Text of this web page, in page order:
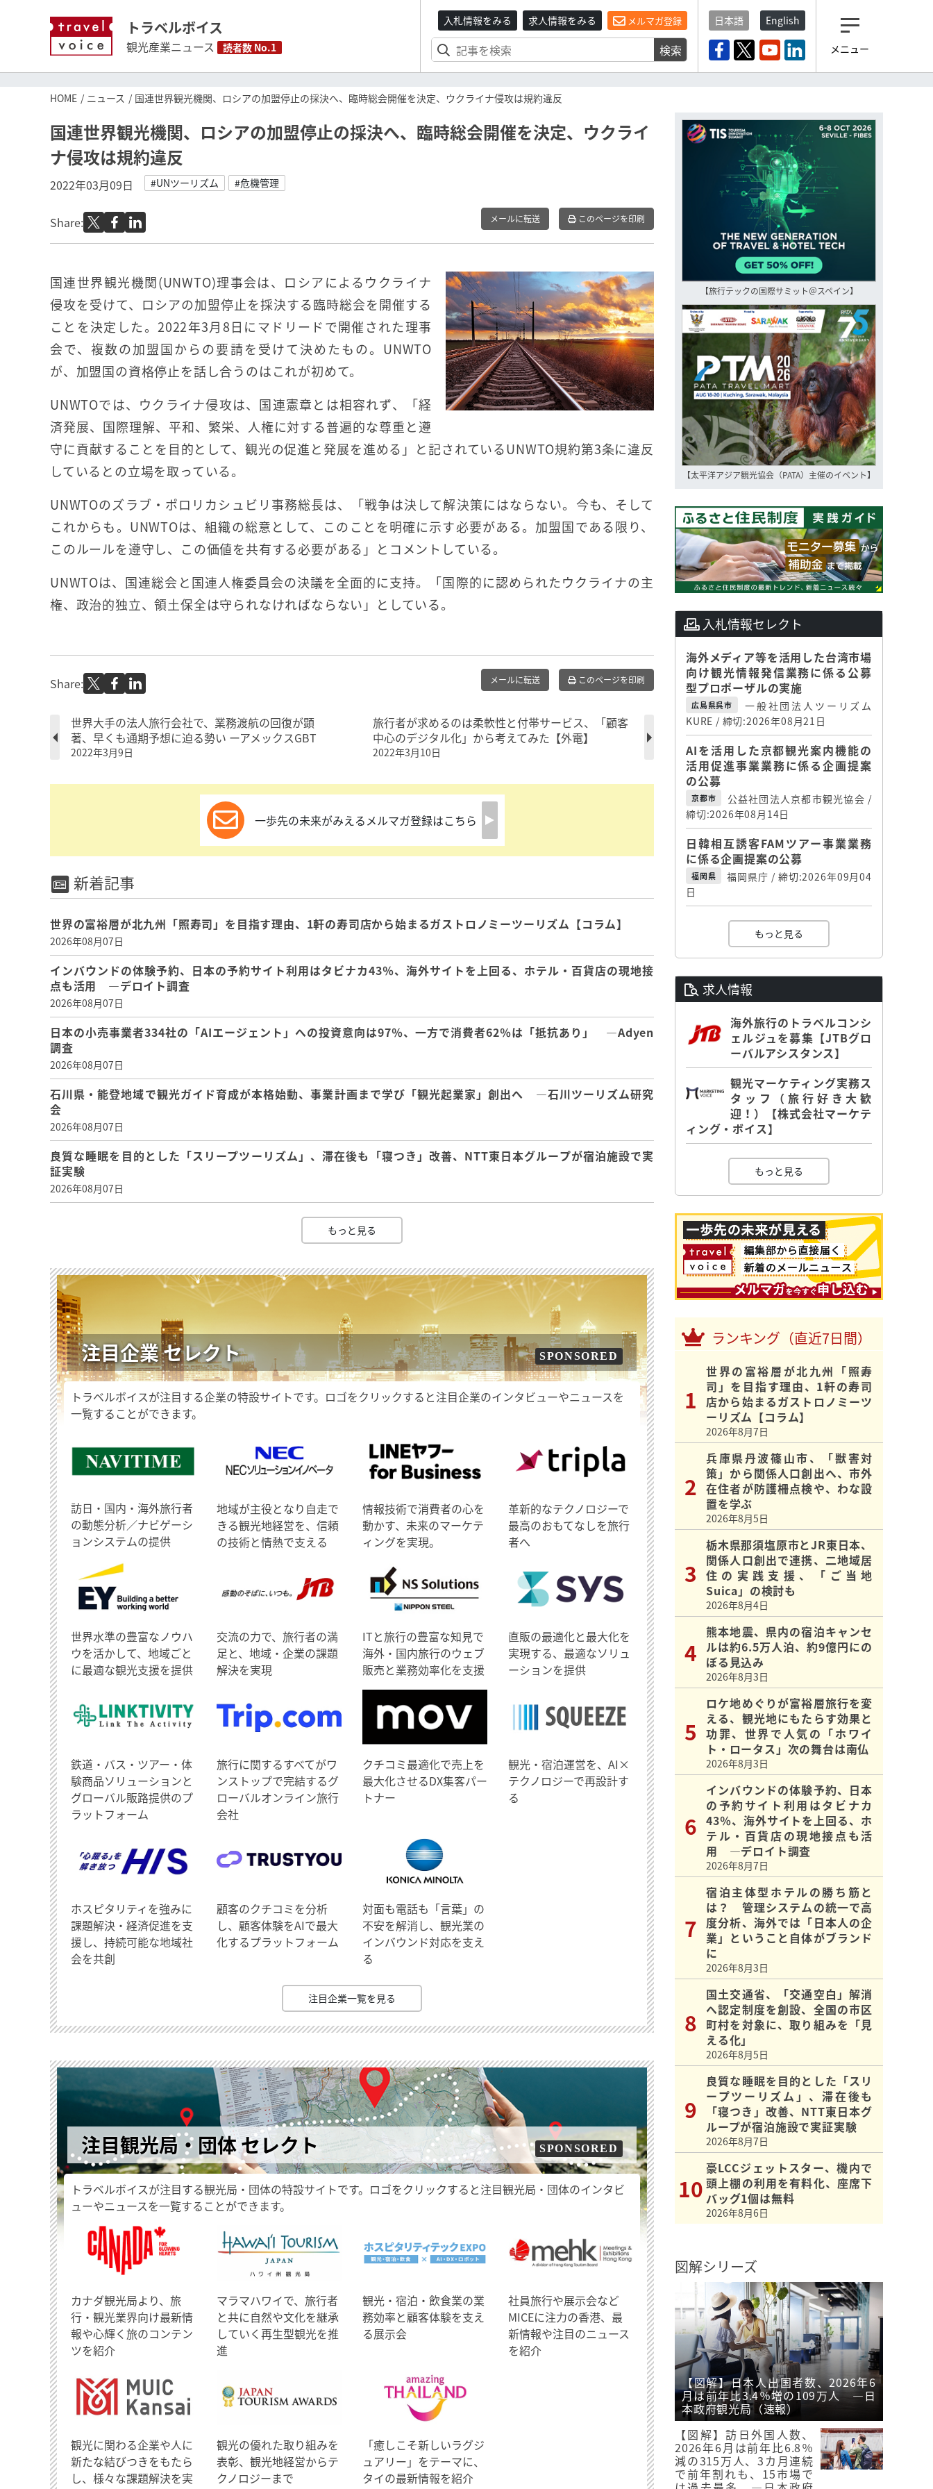
トラベルボイス
観光産業ニュース 読者数 No.1
入札情報をみる 求人情報をみる メルマガ登録
検索
日本語 English
メニュー
HOME ニュース 国連世界観光機関、ロシアの加盟停止の採決へ、臨時総会開催を決定、ウクライナ侵攻は規約違反
国連世界観光機関、ロシアの加盟停止の採決へ、臨時総会開催を決定、ウクライ
ナ侵攻は規約違反
2022年03月09日 #UNツーリズム #危機管理
Share: メールに転送 このページを印刷
国連世界観光機関(UNWTO)理事会は、ロシアによるウクライナ
侵攻を受けて、ロシアの加盟停止を採決する臨時総会を開催する
ことを決定した。2022年3月8日にマドリードで開催された理事
会で、複数の加盟国からの要請を受けて決めたもの。UNWTO
が、加盟国の資格停止を話し合うのはこれが初めて。
UNWTOでは、ウクライナ侵攻は、国連憲章とは相容れず、「経
済発展、国際理解、平和、繁栄、人権に対する普遍的な尊重と遵
守に貢献することを目的として、観光の促進と発展を進める」と記されているUNWTO規約第3条に違反
しているとの立場を取っている。
UNWTOのズラブ・ポロリカシュビリ事務総長は、「戦争は決して解決策にはならない。今も、そして
これからも。UNWTOは、組織の総意として、このことを明確に示す必要がある。加盟国である限り、
このルールを遵守し、この価値を共有する必要がある」とコメントしている。
UNWTOは、国連総会と国連人権委員会の決議を全面的に支持。「国際的に認められたウクライナの主
権、政治的独立、領土保全は守られなければならない」としている。
Share: メールに転送 このページを印刷
世界大手の法人旅行会社で、業務渡航の回復が顕
著、早くも通期予想に迫る勢い ーアメックスGBT
2022年3月9日
旅行者が求めるのは柔軟性と付帯サービス、「顧客
中心のデジタル化」から考えてみた【外電】
2022年3月10日
一歩先の未来がみえるメルマガ登録はこちら
新着記事
世界の富裕層が北九州「照寿司」を目指す理由、1軒の寿司店から始まるガストロノミーツーリズム【コラム】
2026年08月07日
インバウンドの体験予約、日本の予約サイト利用はタビナカ43％、海外サイトを上回る、ホテル・百貨店の現地接
点も活用 ―デロイト調査
2026年08月07日
日本の小売事業者334社の「AIエージェント」への投資意向は97％、一方で消費者62％は「抵抗あり」 ―Adyen
調査
2026年08月07日
石川県・能登地域で観光ガイド育成が本格始動、事業計画まで学び「観光起業家」創出へ ―石川ツーリズム研究
会
2026年08月07日
良質な睡眠を目的とした「スリープツーリズム」、滞在後も「寝つき」改善、NTT東日本グループが宿泊施設で実
証実験
2026年08月07日
もっと見る
注目企業 セレクト SPONSORED
トラベルボイスが注目する企業の特設サイトです。ロゴをクリックすると注目企業のインタビューやニュースを
一覧することができます。
訪日・国内・海外旅行者
の動態分析／ナビゲーシ
ョンシステムの提供
地域が主役となり自走で
きる観光地経営を、信頼
の技術と情熱で支える
情報技術で消費者の心を
動かす、未来のマーケテ
ィングを実現。
革新的なテクノロジーで
最高のおもてなしを旅行
者へ
世界水準の豊富なノウハ
ウを活かして、地域ごと
に最適な観光支援を提供
交流の力で、旅行者の満
足と、地域・企業の課題
解決を実現
ITと旅行の豊富な知見で
海外・国内旅行のウェブ
販売と業務効率化を支援
直販の最適化と最大化を
実現する、最適なソリュ
ーションを提供
鉄道・バス・ツアー・体
験商品ソリューションと
グローバル販路提供のプ
ラットフォーム
旅行に関するすべてがワ
ンストップで完結するグ
ローバルオンライン旅行
会社
クチコミ最適化で売上を
最大化させるDX集客パー
トナー
観光・宿泊運営を、AI×
テクノロジーで再設計す
る
ホスピタリティを強みに
課題解決・経済促進を支
援し、持続可能な地域社
会を共創
顧客のクチコミを分析
し、顧客体験をAIで最大
化するプラットフォーム
対面も電話も「言葉」の
不安を解消し、観光業の
インバウンド対応を支え
る
注目企業一覧を見る
注目観光局・団体 セレクト SPONSORED
トラベルボイスが注目する観光局・団体の特設サイトです。ロゴをクリックすると注目観光局・団体のインタビ
ューやニュースを一覧することができます。
​カナダ観光局より、旅
行・観光業界向け最新情
報や心輝く旅のコンテン
ツを紹介
マラマハワイで、旅行者
と共に自然や文化を継承
していく再生型観光を推
進
観光・宿泊・飲食業の業
務効率と顧客体験を支え
る展示会
社員旅行や展示会など
MICEに注力の香港、最
新情報や注目のニュース
を紹介
観光に関わる企業や人に
新たな結びつきをもたら
し、様々な課題解決を実
観光の優れた取り組みを
表彰、観光地経営からテ
クノロジーまで
「癒しこそ新しいラグジ
ュアリー」をテーマに、
タイの最新情報を紹介
【旅行テックの国際サミット＠スペイン】
【太平洋アジア観光協会（PATA）主催のイベント】
入札情報セレクト
海外メディア等を活用した台湾市場
向け観光情報発信業務に係る公募
型プロポーザルの実施
広島県呉市
一般社団法人ツーリズム
KURE / 締切:2026年08月21日
AIを活用した京都観光案内機能の
活用促進事業業務に係る企画提案
の公募
京都市
公益社団法人京都市観光協会 /
締切:2026年08月14日
日韓相互誘客FAMツアー事業業務
に係る企画提案の公募
福岡県
福岡県庁 / 締切:2026年09月04
日
もっと見る
求人情報
海外旅行のトラベルコンシ
ェルジュを募集【JTBグロ
ーバルアシスタンス】
観光マーケティング実務ス
タッフ（旅行好き大歓
迎！）【株式会社マーケテ
ィング・ボイス】
もっと見る
ランキング（直近7日間）
世界の富裕層が北九州「照寿
司」を目指す理由、1軒の寿司
店から始まるガストロノミーツ
ーリズム【コラム】
2026年8月7日
兵庫県丹波篠山市、「獣害対
策」から関係人口創出へ、市外
在住者が防護柵点検や、わな設
置を学ぶ
2026年8月5日
栃木県那須塩原市とJR東日本、
関係人口創出で連携、二地域居
住の実践支援、「ご当地
Suica」の検討も
2026年8月4日
熊本地震、県内の宿泊キャンセ
ルは約6.5万人泊、約9億円にの
ぼる見込み
2026年8月3日
ロケ地めぐりが富裕層旅行を変
える、観光地にもたらす効果と
功罪、世界で人気の「ホワイ
ト・ロータス」次の舞台は南仏
2026年8月3日
インバウンドの体験予約、日本
の予約サイト利用はタビナカ
43％、海外サイトを上回る、ホ
テル・百貨店の現地接点も活
用 ―デロイト調査
2026年8月7日
宿泊主体型ホテルの勝ち筋と
は？ 管理システムの統一で高
度分析、海外では「日本人の企
業」ということ自体がブランド
に
2026年8月3日
国土交通省、「交通空白」解消
へ認定制度を創設、全国の市区
町村を対象に、取り組みを「見
える化」
2026年8月5日
良質な睡眠を目的とした「スリ
ープツーリズム」、滞在後も
「寝つき」改善、NTT東日本グ
ループが宿泊施設で実証実験
2026年8月7日
豪LCCジェットスター、機内で
頭上棚の利用を有料化、座席下
バッグ1個は無料
2026年8月6日
図解シリーズ
【図解】日本人出国者数、2026年6
月は前年比3.4％増の109万人 ―日
本政府観光局（速報）
【図解】訪日外国人数、
2026年6月は前年比6.8％
減の315万人、3カ月連続
で前年割れも、15市場で
観光産業ニュース「トラベ
登録済みですよね？
もし未だ登録していないなら…
いますぐ登録する